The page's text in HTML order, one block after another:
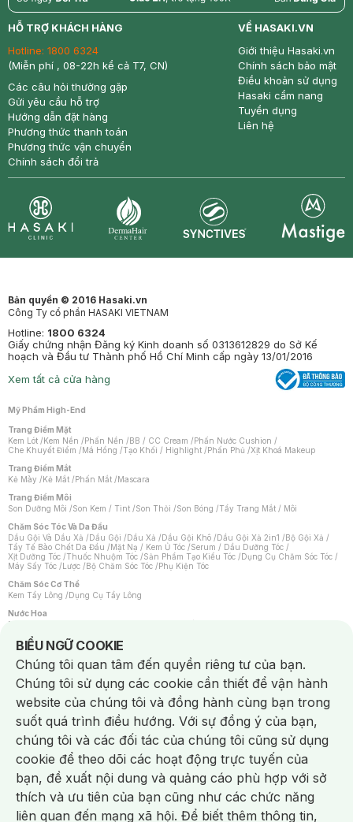
return nowfree price
HỖ TRỢ KHÁCH HÀNG
Hotline: 1800 6324
(Miễn phí , 08-22h kể cả T7, CN)
Các câu hỏi thường gặp
Gửi yêu cầu hỗ trợ
Hướng dẫn đặt hàng
Phương thức thanh toán
Phương thức vận chuyển
Chính sách đổi trả
VỀ HASAKI.VN
Giới thiệu Hasaki.vn
Chính sách bảo mật
Điều khoản sử dụng
Hasaki cẩm nang
Tuyển dụng
Liên hệ
Bản quyền © 2016 Hasaki.vn
Công Ty cổ phần HASAKI VIETNAM
Hotline: 1800 6324
Giấy chứng nhận Đăng ký Kinh doanh số 0313612829 do Sở Kế
hoạch và Đầu tư Thành phố Hồ Chí Minh cấp ngày 13/01/2016
Xem tất cả cửa hàng
Mỹ Phẩm High-End
Trang Điểm Mặt
Kem Lót /Kem Nền /Phấn Nền /BB / CC Cream /Phấn Nước Cushion /
Che Khuyết Điểm /Má Hồng /Tạo Khối / Highlight /Phấn Phủ /Xịt Khoá Makeup
Trang Điểm Mắt
Kẻ Mày /Kẻ Mắt /Phấn Mắt /Mascara
Trang Điểm Môi
Son Dưỡng Môi /Son Kem / Tint /Son Thỏi /Son Bóng /Tẩy Trang Mắt / Môi
Chăm Sóc Tóc Và Da Đầu
Dầu Gội Và Dầu Xả /Dầu Gội /Dầu Xả /Dầu Gội Khô /Dầu Gội Xả 2in1 /Bộ Gội Xả /
Tẩy Tế Bào Chết Da Đầu /Mặt Nạ / Kem Ủ Tóc /Serum / Dầu Dưỡng Tóc /
Xịt Dưỡng Tóc /Thuốc Nhuộm Tóc /Sản Phẩm Tạo Kiểu Tóc /Dụng Cụ Chăm Sóc Tóc /
Máy Sấy Tóc /Lược /Bộ Chăm Sóc Tóc /Phụ Kiện Tóc
Chăm Sóc Cơ Thể
Kem Tẩy Lông /Dụng Cụ Tẩy Lông
Nước Hoa
Nước Hoa Nữ
Chăm Sóc Cá Nhân
Chống Muỗi /Khẩu Trang /Máy Massage/Mặt Nạ Xông Hơi /Nước Rửa Tay/
Sản Phẩm Chăm Sóc Khác /Bàn Chải Đánh Răng /Bàn Chải Điện/
Hỗ Trợ Trắng Răng/Kem Đánh Răng /Máy Tăm Nước/ Nước Súc Miệng/
Tăm / Chỉ Nha Khoa/ Xịt Thơm Miệng / Dung Dịch Vệ Sinh/Dưỡng Vùng Kín/
Khăn Ướt Vệ Sinh Vùng Kín/Băng Vệ Sinh/Tampon/Bọt Cạo Râu /Dao Cạo Râu/
Máy Cạo Râu
Vấn Đề Về Da
Da Dầu / Lỗ Chân Lông To/ Da Khô / Mất Nước/ Da Lão Hóa/ Da Mụn/
Da Nhạy Cảm / Kích Ứng
Da Xỉn Màu Thâm / Nám / Tàn Nhang
Quầng Thâm & Bọng Mắt /Sẹo /Viêm Da Cơ Địa
Dụng Cụ / Phụ Kiện Chăm Sóc Da
Bông Tẩy Trang
Khăn Lau Mặt Khô Dụng Cụ / Máy Rửa Mặt Máy Chăm Sóc Da
Dụng Cụ Chăm Sóc Khác
BIỂU NGỮ COOKIE
Notice about cookies usage
Chúng tôi quan tâm đến quyền riêng tư của bạn.
Chúng tôi sử dụng các cookie cần thiết để vận hành
website của chúng tôi và đồng hành cùng bạn trong
suốt quá trình điều hướng. Với sự đồng ý của bạn,
chúng tôi và các đối tác của chúng tôi cũng sử dụng
cookie để theo dõi các hoạt động trực tuyến của
bạn, đề xuất nội dung và quảng cáo phù hợp với sở
thích và ưu tiên của bạn cũng như các chức năng
liên quan đến mạng xã hội. Để biết thêm thông tin,